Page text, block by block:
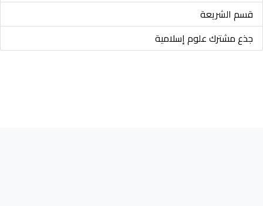
قسم الشريعة
جذع مشترك علوم إسلامية